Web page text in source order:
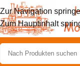
Zur Navigation
Zum Hauptinhalt